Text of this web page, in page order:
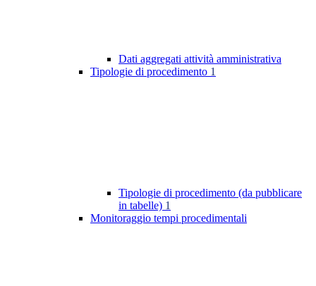
Dati aggregati attività amministrativa
Tipologie di procedimento 1
Tipologie di procedimento (da pubblicare
in tabelle) 1
Monitoraggio tempi procedimentali